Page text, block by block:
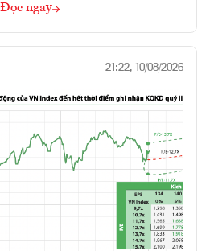
Đọc ngay
21:22, 10/08/2026